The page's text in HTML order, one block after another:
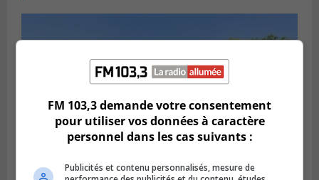
FM 103,3 demande votre consentement
pour utiliser vos données à caractère
personnel dans les cas suivants :
Publicités et contenu personnalisés, mesure de